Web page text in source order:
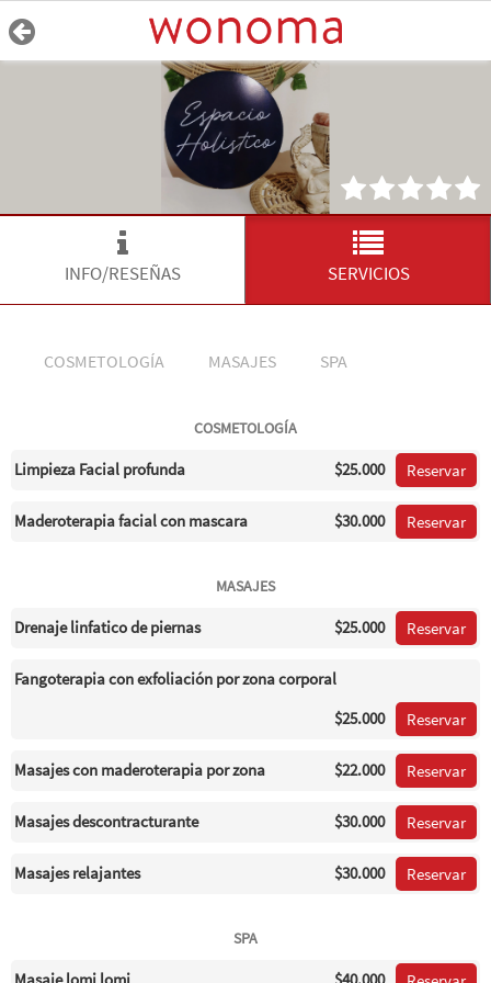
INFO/RESEÑAS SERVICIOS
COSMETOLOGÍA MASAJES SPA
COSMETOLOGÍA
Limpieza Facial profunda $25.000 Reservar
Maderoterapia facial con mascara $30.000 Reservar
MASAJES
Drenaje linfatico de piernas $25.000 Reservar
Fangoterapia con exfoliación por zona corporal
$25.000
Reservar
Masajes con maderoterapia por zona $22.000 Reservar
Masajes descontracturante $30.000 Reservar
Masajes relajantes $30.000 Reservar
SPA